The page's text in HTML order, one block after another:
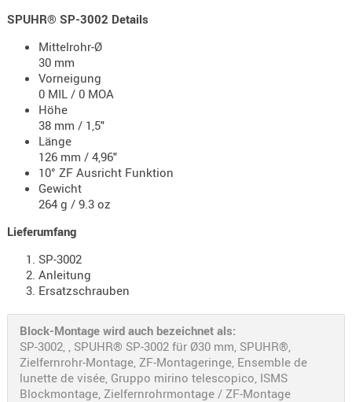
SPUHR® SP-3002 Details
Mittelrohr-Ø
30 mm
Vorneigung
0 MIL / 0 MOA
Höhe
38 mm / 1,5"
Länge
126 mm / 4,96"
10° ZF Ausricht Funktion
Gewicht
264 g / 9.3 oz
Lieferumfang
SP-3002
Anleitung
Ersatzschrauben
Block-Montage wird auch bezeichnet als:
SP-3002, , SPUHR® SP-3002 für Ø30 mm, SPUHR®,
Zielfernrohr-Montage, ZF-Montageringe, Ensemble de
lunette de visée, Gruppo mirino telescopico, ISMS
Blockmontage, Zielfernrohrmontage / ZF-Montage